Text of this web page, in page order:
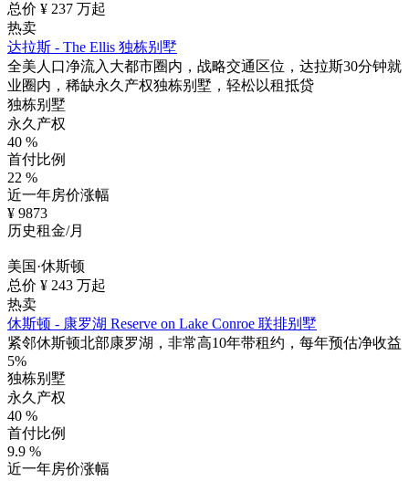
总价 ¥ 237 万起
热卖
达拉斯 - The Ellis 独栋别墅
全美人口净流入大都市圈内，战略交通区位，达拉斯30分钟就
业圈内，稀缺永久产权独栋别墅，轻松以租抵贷
独栋别墅
永久产权
40 %
首付比例
22 %
近一年房价涨幅
¥ 9873
历史租金/月
美国·休斯顿
总价 ¥ 243 万起
热卖
休斯顿 - 康罗湖 Reserve on Lake Conroe 联排别墅
紧邻休斯顿北部康罗湖，非常高10年带租约，每年预估净收益
5%
独栋别墅
永久产权
40 %
首付比例
9.9 %
近一年房价涨幅